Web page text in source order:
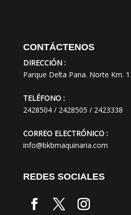
CONTÁCTENOS
DIRECCIÓN :
Parque Delta Pana. Norte Km.
TELÉFONO :
2428504 / 2428505 / 2423338
CORREO ELECTRÓNICO :
info@bkbmaquinaria.com
REDES SOCIALES